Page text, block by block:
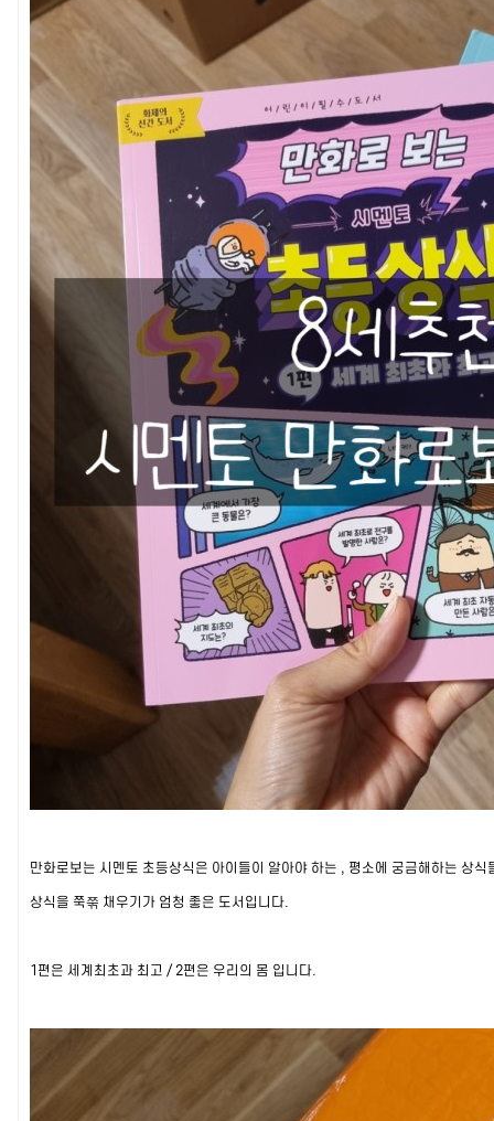
만화로보는 시멘토 초등상식은 아이들이 알아야 하는 , 평소에 궁금해하는 상
상식을 쭉쭊 채우기가 엄청 좋은 도서입니다.
1편은 세계최초과 최고 / 2편은 우리의 몸 입니다.